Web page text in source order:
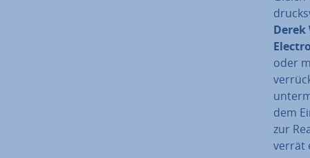
Derek
oder
dem
zur
verrät